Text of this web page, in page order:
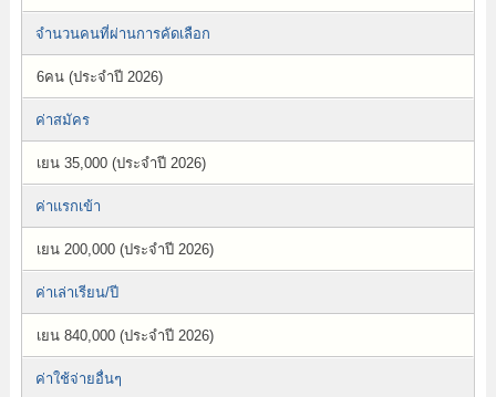
จำนวนคนที่ผ่านการคัดเลือก
6คน (ประจำปี 2026)
ค่าสมัคร
เยน 35,000 (ประจำปี 2026)
ค่าแรกเข้า
เยน 200,000 (ประจำปี 2026)
ค่าเล่าเรียน/ปี
เยน 840,000 (ประจำปี 2026)
ค่าใช้จ่ายอื่นๆ